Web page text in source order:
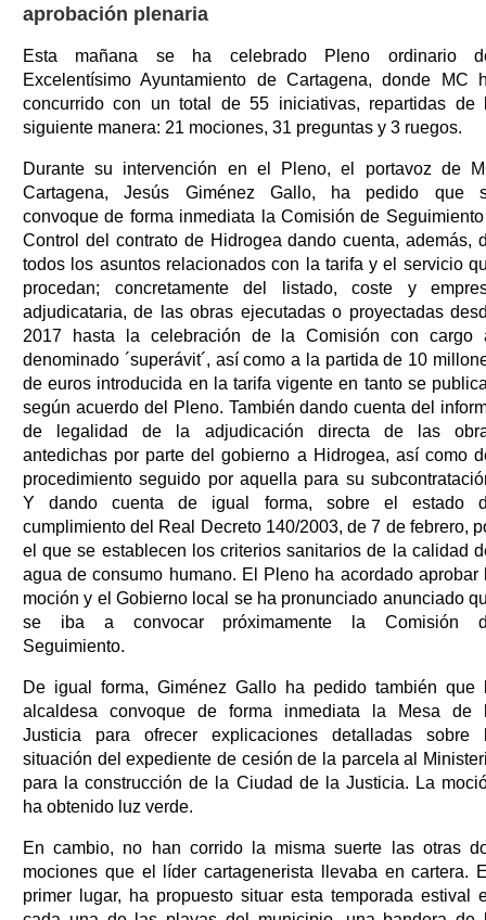
aprobación plenaria
Esta mañana se ha celebrado Pleno ordinario
Excelentísimo Ayuntamiento de Cartagena, donde MC
concurrido con un total de 55 iniciativas, repartidas de
siguiente manera: 21 mociones, 31 preguntas y 3 ruegos.
Durante su intervención en el Pleno, el portavoz de
Cartagena, Jesús Giménez Gallo, ha pedido que
convoque de forma inmediata la Comisión de
Control del contrato de Hidrogea dando cuenta, además,
todos los asuntos relacionados con la tarifa y el servicio
procedan; concretamente del listado, coste y
adjudicataria, de las obras ejecutadas o proyectadas
2017 hasta la celebración de la Comisión con cargo
denominado ´superávit´, así como a la partida de 10
de euros introducida en la tarifa vigente en tanto se
según acuerdo del Pleno. También dando cuenta del
de legalidad de la adjudicación directa de las
antedichas por parte del gobierno a Hidrogea, así como
procedimiento seguido por aquella para su
Y dando cuenta de igual forma, sobre el estado
cumplimiento del Real Decreto 140/2003, de 7 de febrero,
el que se establecen los criterios sanitarios de la calidad
agua de consumo humano. El Pleno ha acordado aprobar
moción y el Gobierno local se ha pronunciado anunciado
se iba a convocar próximamente la Comisión
Seguimiento.
De igual forma, Giménez Gallo ha pedido también que
alcaldesa convoque de forma inmediata la Mesa de
Justicia para ofrecer explicaciones detalladas sobre
situación del expediente de cesión de la parcela al
para la construcción de la Ciudad de la Justicia. La
ha obtenido luz verde.
En cambio, no han corrido la misma suerte las otras
mociones que el líder cartagenerista llevaba en cartera.
primer lugar, ha propuesto situar esta temporada estival